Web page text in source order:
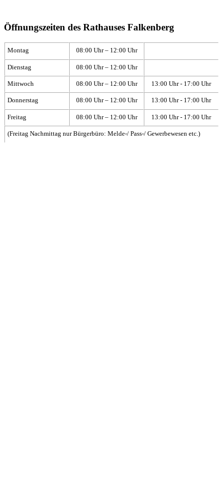
Öffnungszeiten des Rathauses Falkenberg
Montag 08:00 Uhr – 12:00 Uhr
Dienstag 08:00 Uhr – 12:00 Uhr
Mittwoch 08:00 Uhr – 12:00 Uhr 13:00 Uhr - 17:00 Uhr
Donnerstag 08:00 Uhr – 12:00 Uhr 13:00 Uhr - 17:00 Uhr
Freitag 08:00 Uhr – 12:00 Uhr 13:00 Uhr - 17:00 Uhr
(Freitag Nachmittag nur Bürgerbüro: Melde-/ Pass-/ Gewerbewesen etc.)